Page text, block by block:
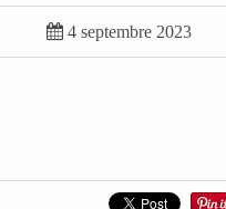
 4 septembre 2023